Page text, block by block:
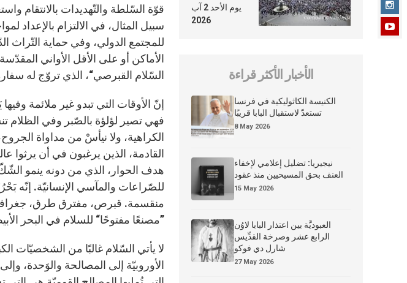
قوّة السّلطة والتّهديدات بالانتقام
سبيل المثال، في الالتزام بالإعداد
للمجتمع الدولي، وفي حماية التّراث
الأماكن أو على الأقل الأواني
السّلام القبرصي“، الذي تروّج له
إنّ الأوقات التي تبدو غير ملائمة
فهي تصير لؤلؤة بالصّبر وفي الظلام
الكراهية، ولا نيأسْ من مداواة
القادمة، الذين يرغبون في أن يرثوا
هدف الحوار، الذي من دونه ينمو الشّكّ
للصّراعات والمآسي الإنسانيّة. إنّه
منقسمة. قبرص، مفترق طرق، جغرافيًّا
”مصنعًا مفتوحًا“ للسلام في البحر
لا يأتي السّلام غالبًا من الشخصيّات
الأوروبيّة إلى المصالحة والوَحدة،
يوم الأحد 2 آب
2026
الأخبار الأكثر قراءة
الكنيسة الكاثوليكية في فرنسا
تستعدّ لاستقبال البابا قريبًا
8 May 2026
نيجيريا: تضليل إعلامي لإخفاء
العنف بحق المسيحيين منذ عقود
15 May 2026
العبوديَّة بين اعتذار البابا لاوُن
الرابع عشر وصرخة القدِّيس
شارل دي فوكو
27 May 2026